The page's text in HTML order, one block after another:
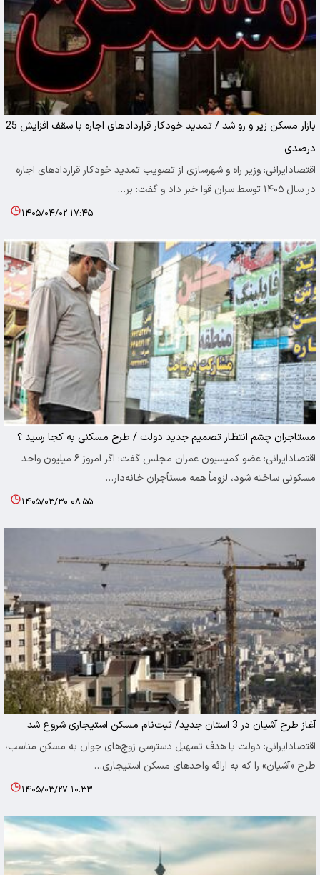
بازار مسکن زیر و رو شد / تمدید خودکار قرارداد‌های اجاره با سقف افزایش 25
درصدی
اقتصادایرانی: وزیر راه و شهرسازی از تصویب تمدید خودکار قرارداد‌های اجاره
در سال ۱۴۰۵ توسط سران قوا خبر داد و گفت: بر…
۱۴۰۵/۰۴/۰۲ ۱۷:۴۵
مستاجران چشم انتظار تصمیم جدید دولت / طرح مسکنی به کجا رسید ؟
اقتصادایرانی: عضو کمیسیون عمران مجلس گفت: اگر امروز ۶ میلیون واحد
مسکونی ساخته شود، لزوماً همه مستأجران خانه‌دار…
۱۴۰۵/۰۳/۳۰ ۰۸:۵۵
آغاز طرح آشیان در 3 استان جدید/ ثبت‌نام مسکن استیجاری شروع شد
اقتصادایرانی: دولت با هدف تسهیل دسترسی زوج‌های جوان به مسکن مناسب،
طرح «آشیان» را که به ارائه واحد‌های مسکن استیجاری…
۱۴۰۵/۰۳/۲۷ ۱۰:۳۳